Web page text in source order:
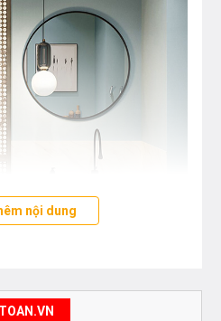
- 0912331335
nội dung